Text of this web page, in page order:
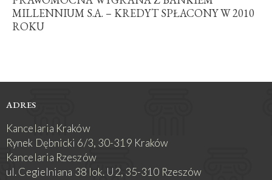
MILLENNIUM S.A. – KREDYT SPŁACONY W 2010
ROKU
ADRES
Kancelaria Kraków
Rynek Dębnicki 6/3, 30-319 Kraków
Kancelaria Rzeszów
ul. Cegielniana 38 lok. U2, 35-310 Rzeszów